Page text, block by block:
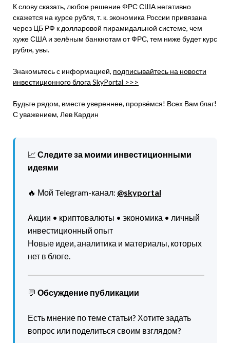
К слову сказать, любое решение ФРС США негативно
скажется на курсе рубля, т. к. экономика России привязана
через ЦБ РФ к долларовой пирамидальной системе, чем
хуже США и зелёным банкнотам от ФРС, тем ниже будет курс
рубля, увы.
Знакомьтесь с информацией, подписывайтесь на новости
инвестиционного блога SkyPortal >>>
Будьте рядом, вместе увереннее, прорвёмся! Всех Вам благ!
С уважением, Лев Кардин
📈 Следите за моими инвестиционными
идеями
🔥 Мой Telegram-канал: @skyportal
Акции • криптовалюты • экономика • личный
инвестиционный опыт
Новые идеи, аналитика и материалы, которых
нет в блоге.
💬 Обсуждение публикации
Есть мнение по теме статьи? Хотите задать
вопрос или поделиться своим взглядом?